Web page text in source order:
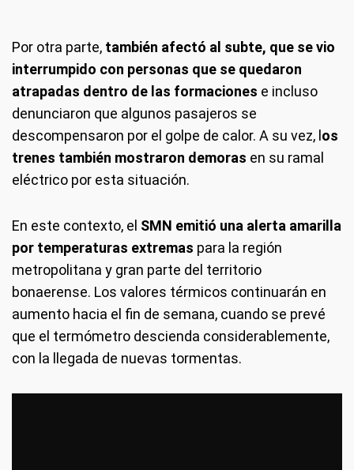
Por otra parte, también afectó al subte, que se vio
interrumpido con personas que se quedaron
atrapadas dentro de las formaciones e incluso
denunciaron que algunos pasajeros se
descompensaron por el golpe de calor. A su vez, los
trenes también mostraron demoras en su ramal
eléctrico por esta situación.
En este contexto, el SMN emitió una alerta amarilla
por temperaturas extremas para la región
metropolitana y gran parte del territorio
bonaerense. Los valores térmicos continuarán en
aumento hacia el fin de semana, cuando se prevé
que el termómetro descienda considerablemente,
con la llegada de nuevas tormentas.